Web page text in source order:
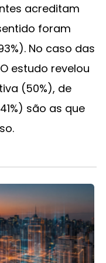
acreditam
foram
No caso das
estudo revelou
(50%), de
são as que